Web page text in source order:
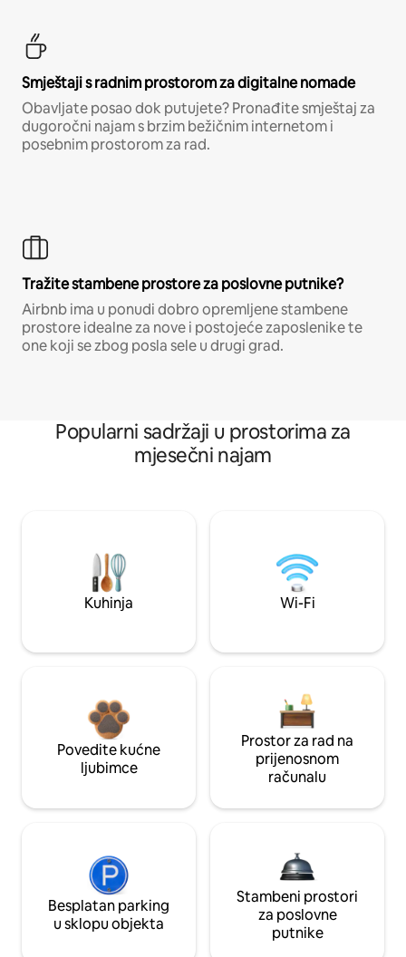
Smještaji s radnim prostorom za digitalne nomade
Obavljate posao dok putujete? Pronađite smještaj za
dugoročni najam s brzim bežičnim internetom i
posebnim prostorom za rad.
Tražite stambene prostore za poslovne putnike?
Airbnb ima u ponudi dobro opremljene stambene
prostore idealne za nove i postojeće zaposlenike te
one koji se zbog posla sele u drugi grad.
Popularni sadržaji u prostorima za
mjesečni najam
Kuhinja Wi-Fi
Povedite kućne
ljubimce
Prostor za rad na
prijenosnom
računalu
Besplatan parking
u sklopu objekta
Stambeni prostori
za poslovne
putnike